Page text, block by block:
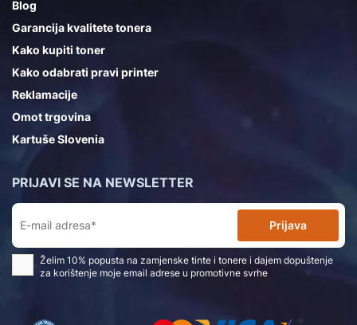
Blog
Garancija kvalitete tonera
Kako kupiti toner
Kako odabrati pravi printer
Reklamacije
Omot trgovina
Kartuše Slovenia
PRIJAVI SE NA NEWSLETTER
Prijava
Želim 10% popusta na zamjenske tinte i tonere i dajem dopuštenje
za korištenje moje email adrese u promotivne svrhe